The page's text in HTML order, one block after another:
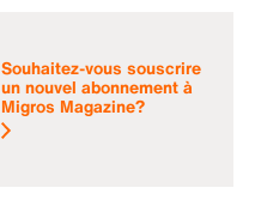
Souhaitez-vous souscrire
un nouvel abonnement à
Migros Magazine?